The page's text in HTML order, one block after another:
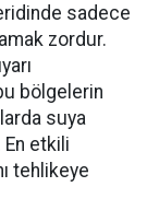
sadece
zordur.
bölgelerin
suya
En etkili
tehlikeye